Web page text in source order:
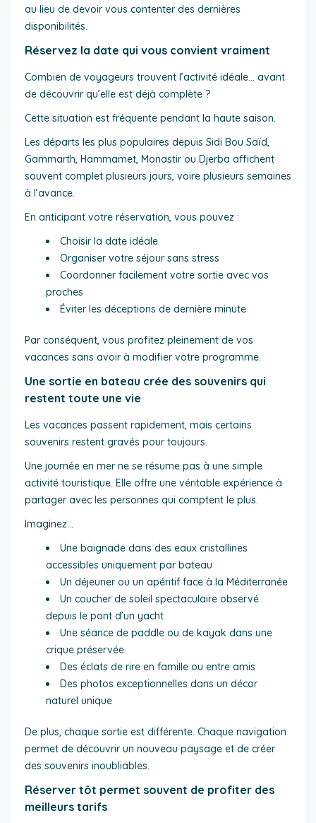
au lieu de devoir vous contenter des dernières
disponibilités.
Réservez la date qui vous convient vraiment
Combien de voyageurs trouvent l’activité idéale… avant
de découvrir qu’elle est déjà complète ?
Cette situation est fréquente pendant la haute saison.
Les départs les plus populaires depuis Sidi Bou Saïd,
Gammarth, Hammamet, Monastir ou Djerba affichent
souvent complet plusieurs jours, voire plusieurs semaines
à l’avance.
En anticipant votre réservation, vous pouvez :
Choisir la date idéale
Organiser votre séjour sans stress
Coordonner facilement votre sortie avec vos
proches
Éviter les déceptions de dernière minute
Par conséquent, vous profitez pleinement de vos
vacances sans avoir à modifier votre programme.
Une sortie en bateau crée des souvenirs qui
restent toute une vie
Les vacances passent rapidement, mais certains
souvenirs restent gravés pour toujours.
Une journée en mer ne se résume pas à une simple
activité touristique. Elle offre une véritable expérience à
partager avec les personnes qui comptent le plus.
Imaginez…
Une baignade dans des eaux cristallines
accessibles uniquement par bateau
Un déjeuner ou un apéritif face à la Méditerranée
Un coucher de soleil spectaculaire observé
depuis le pont d’un yacht
Une séance de paddle ou de kayak dans une
crique préservée
Des éclats de rire en famille ou entre amis
Des photos exceptionnelles dans un décor
naturel unique
De plus, chaque sortie est différente. Chaque navigation
permet de découvrir un nouveau paysage et de créer
des souvenirs inoubliables.
Réserver tôt permet souvent de profiter des
meilleurs tarifs